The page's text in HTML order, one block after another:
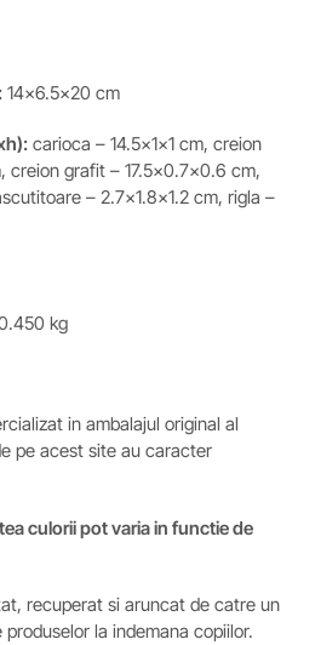
14×6.5×20 cm
: carioca – 14.5x1x1 cm, creion
creion grafit – 17.5×0.7×0.6 cm,
– 2.7×1.8×1.2 cm, rigla –
kg
in ambalajul original al
pe acest site au caracter
culorii pot varia in functie de
recuperat si aruncat de catre un
la indemana copiilor.